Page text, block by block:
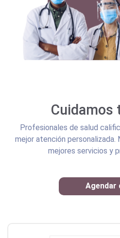
Cuidamos
Profesionales de salud
mejor atención personalizada.
mejores servicios y
Agendar